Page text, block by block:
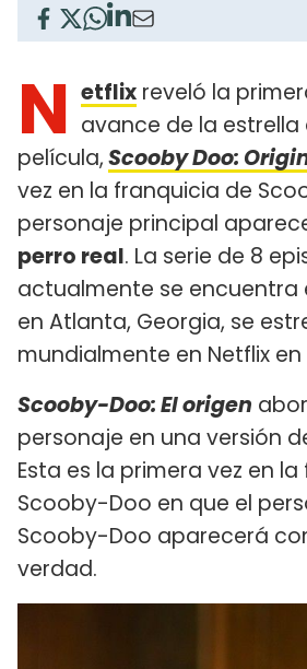
N etflix reveló la
avance de la estrella
película,Scooby Doo:
vez en la franquicia de
personaje principal
perro real. La serie de 8
actualmente se encuentra
en Atlanta, Georgia, se
mundialmente en Netflix en
Scooby-Doo: El origen
personaje en una versión
Esta es la primera vez en
Scooby-Doo en que el
Scooby-Doo aparecerá
verdad.